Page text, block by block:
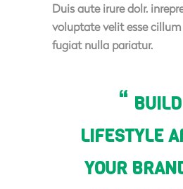
Duis aute irure dolr.
voluptate velit esse cillum
fugiat nulla pariatur.
LIFESTYLE
YOUR